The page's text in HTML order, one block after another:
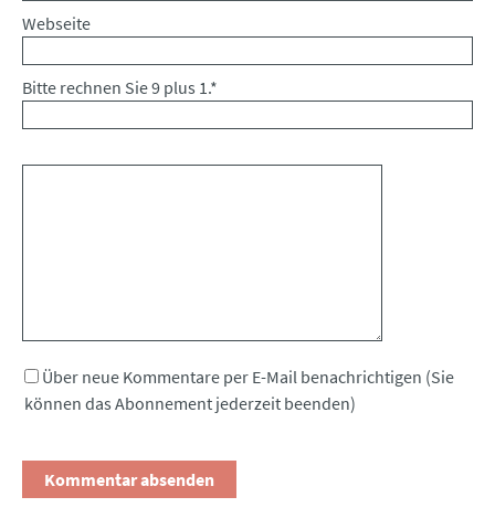
Webseite
Bitte rechnen Sie 9 plus 1.*
Über neue Kommentare per E-Mail benachrichtigen (Sie
können das Abonnement jederzeit beenden)